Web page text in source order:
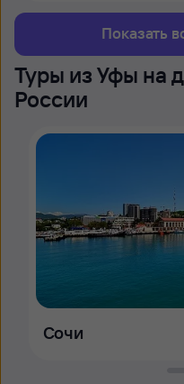
Показать
Туры из Уфы на
России
Сочи